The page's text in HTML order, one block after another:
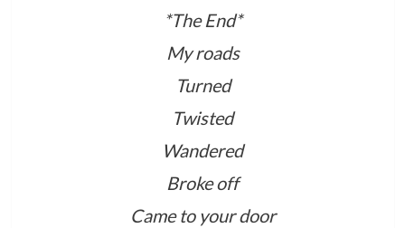
*The End*
My roads
Turned
Twisted
Wandered
Broke off
Came to your door